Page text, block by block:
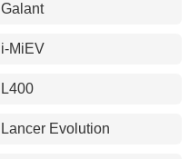
Galant
i-MiEV
L400
Lancer Evolution